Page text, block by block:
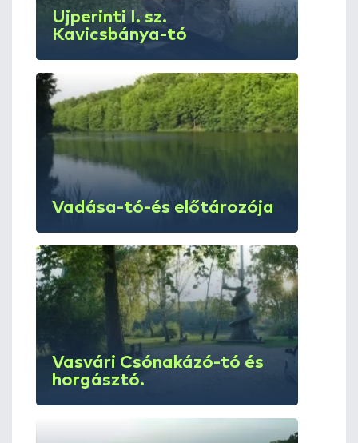
Újperinti I. sz.
Kavicsbánya-tó
Vadása-tó-és előtározója
Vasvári Csónakázó-tó és
horgásztó.